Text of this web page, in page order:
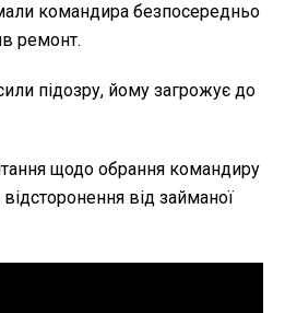
командира безпосередньо
ремонт.
підозру, йому загрожує до
щодо обрання командиру
від займаної